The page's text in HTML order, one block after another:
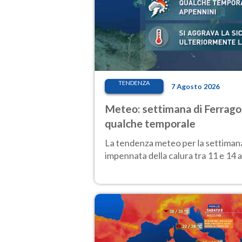
TENDENZA 7 Agosto 2026
Meteo: settimana di
qualche temporale
La tendenza meteo per la
impennata della calura tra 11 e 14